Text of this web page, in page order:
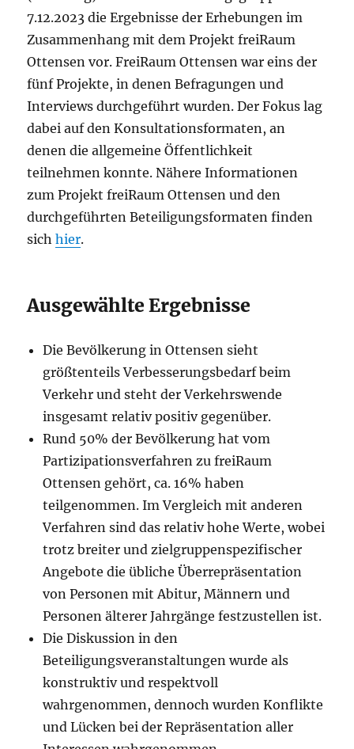
7.12.2023 die Ergebnisse der Erhebungen im
Zusammenhang mit dem Projekt freiRaum
Ottensen vor. FreiRaum Ottensen war eins der
fünf Projekte, in denen Befragungen und
Interviews durchgeführt wurden. Der Fokus lag
dabei auf den Konsultationsformaten, an
denen die allgemeine Öffentlichkeit
teilnehmen konnte. Nähere Informationen
zum Projekt freiRaum Ottensen und den
durchgeführten Beteiligungsformaten finden
sichhier.
Ausgewählte Ergebnisse
Die Bevölkerung in Ottensen sieht
größtenteils Verbesserungsbedarf beim
Verkehr und steht der Verkehrswende
insgesamt relativ positiv gegenüber.
Rund 50% der Bevölkerung hat vom
Partizipationsverfahren zu freiRaum
Ottensen gehört, ca. 16% haben
teilgenommen. Im Vergleich mit anderen
Verfahren sind das relativ hohe Werte, wobei
trotz breiter und zielgruppenspezifischer
Angebote die übliche Überrepräsentation
von Personen mit Abitur, Männern und
Personen älterer Jahrgänge festzustellen ist.
Die Diskussion in den
Beteiligungsveranstaltungen wurde als
konstruktiv und respektvoll
wahrgenommen, dennoch wurden Konflikte
und Lücken bei der Repräsentation aller